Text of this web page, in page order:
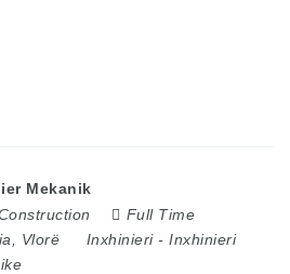
Mekanik
Full Time
Vlorë Inxhinieri- Inxhinieri